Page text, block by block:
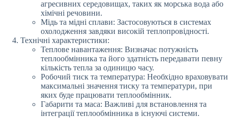
агресивних середовищах, таких як морська вода або
хімічні речовини.
Мідь та мідні сплави: Застосовуються в системах
охолодження завдяки високій теплопровідності.
Технічні характеристики:
Теплове навантаження: Визначає потужність
теплообмінника та його здатність передавати певну
кількість тепла за одиницю часу.
Робочий тиск та температура: Необхідно враховувати
максимальні значення тиску та температури, при
яких буде працювати теплообмінник.
Габарити та маса: Важливі для встановлення та
інтеграції теплообмінника в існуючі системи.